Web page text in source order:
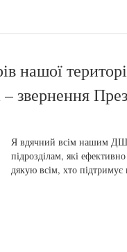
нашої
звернення
Я вдячний всім нашим
підрозділам, які
дякую всім, хто